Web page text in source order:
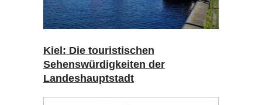
Kiel: Die touristischen
Sehenswürdigkeiten der
Landeshauptstadt